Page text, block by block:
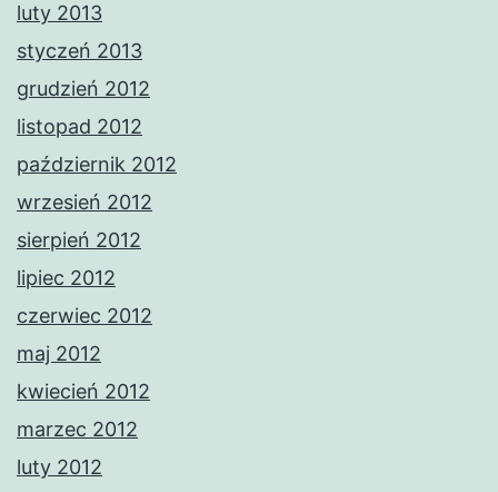
luty 2013
styczeń 2013
grudzień 2012
listopad 2012
październik 2012
wrzesień 2012
sierpień 2012
lipiec 2012
czerwiec 2012
maj 2012
kwiecień 2012
marzec 2012
luty 2012